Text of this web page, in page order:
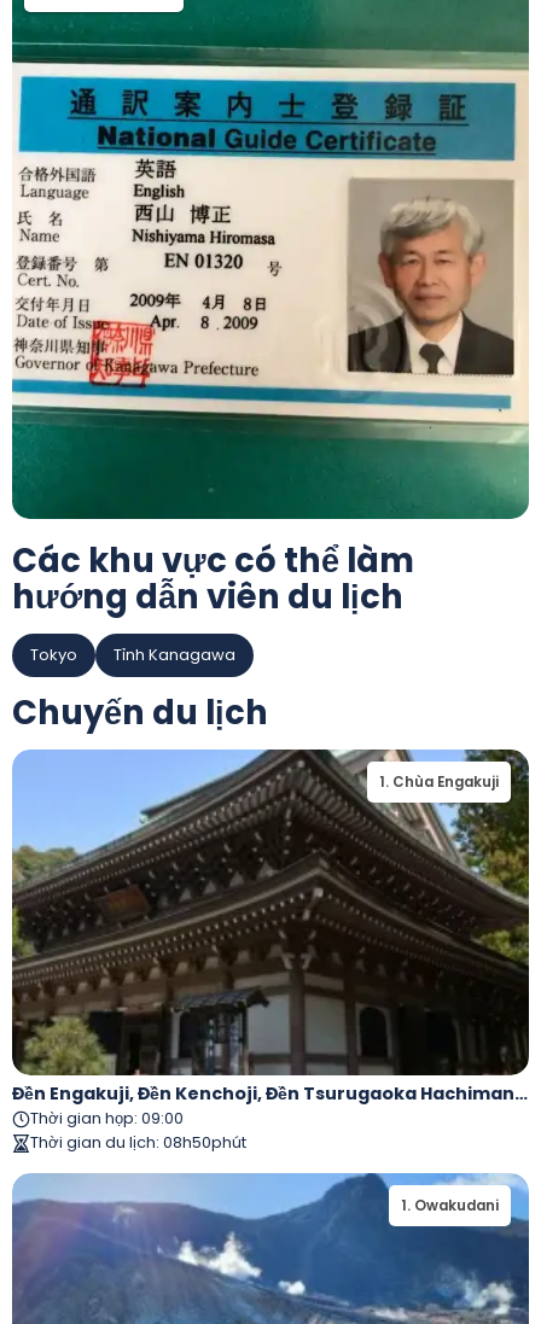
Các khu vực có thể làm
hướng dẫn viên du lịch
Tokyo Tỉnh Kanagawa
Chuyến du lịch
1. Chùa Engakuji
Đền Engakuji, Đền Kenchoji, Đền Tsurugaoka Hachimangu, Phố Komachi Và Kamakura Daibutsu
Thời gian họp: 09:00
Thời gian du lịch: 08h50phút
1. Owakudani